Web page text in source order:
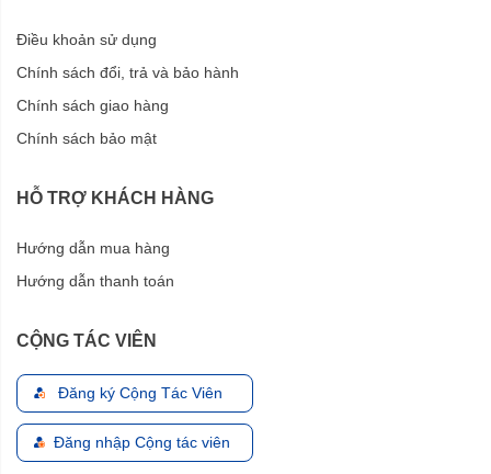
Điều khoản sử dụng
Chính sách đổi, trả và bảo hành
Chính sách giao hàng
Chính sách bảo mật
HỖ TRỢ KHÁCH HÀNG
Hướng dẫn mua hàng
Hướng dẫn thanh toán
CỘNG TÁC VIÊN
Đăng ký Cộng Tác Viên
Đăng nhập Cộng tác viên